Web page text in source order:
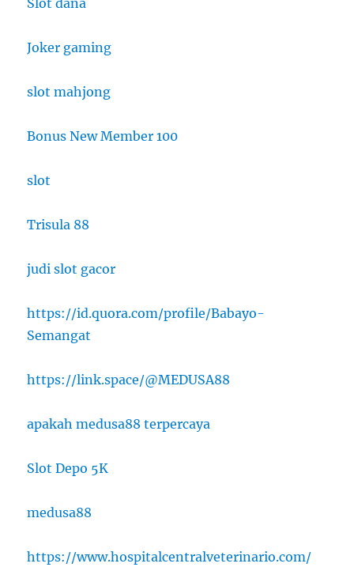
Joker gaming
slot mahjong
Bonus New Member 100
slot
Trisula 88
judi slot gacor
https://id.quora.com/profile/Babayo-
Semangat
https://link.space/@MEDUSA88
apakah medusa88 terpercaya
Slot Depo 5K
medusa88
https://www.hospitalcentralveterinario.com/